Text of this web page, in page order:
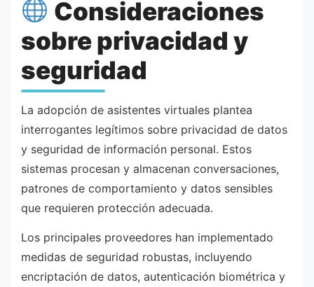
Consideraciones
sobre privacidad y
seguridad
La adopción de asistentes virtuales plantea
interrogantes legítimos sobre privacidad de datos
y seguridad de información personal. Estos
sistemas procesan y almacenan conversaciones,
patrones de comportamiento y datos sensibles
que requieren protección adecuada.
Los principales proveedores han implementado
medidas de seguridad robustas, incluyendo
encriptación de datos, autenticación biométrica y